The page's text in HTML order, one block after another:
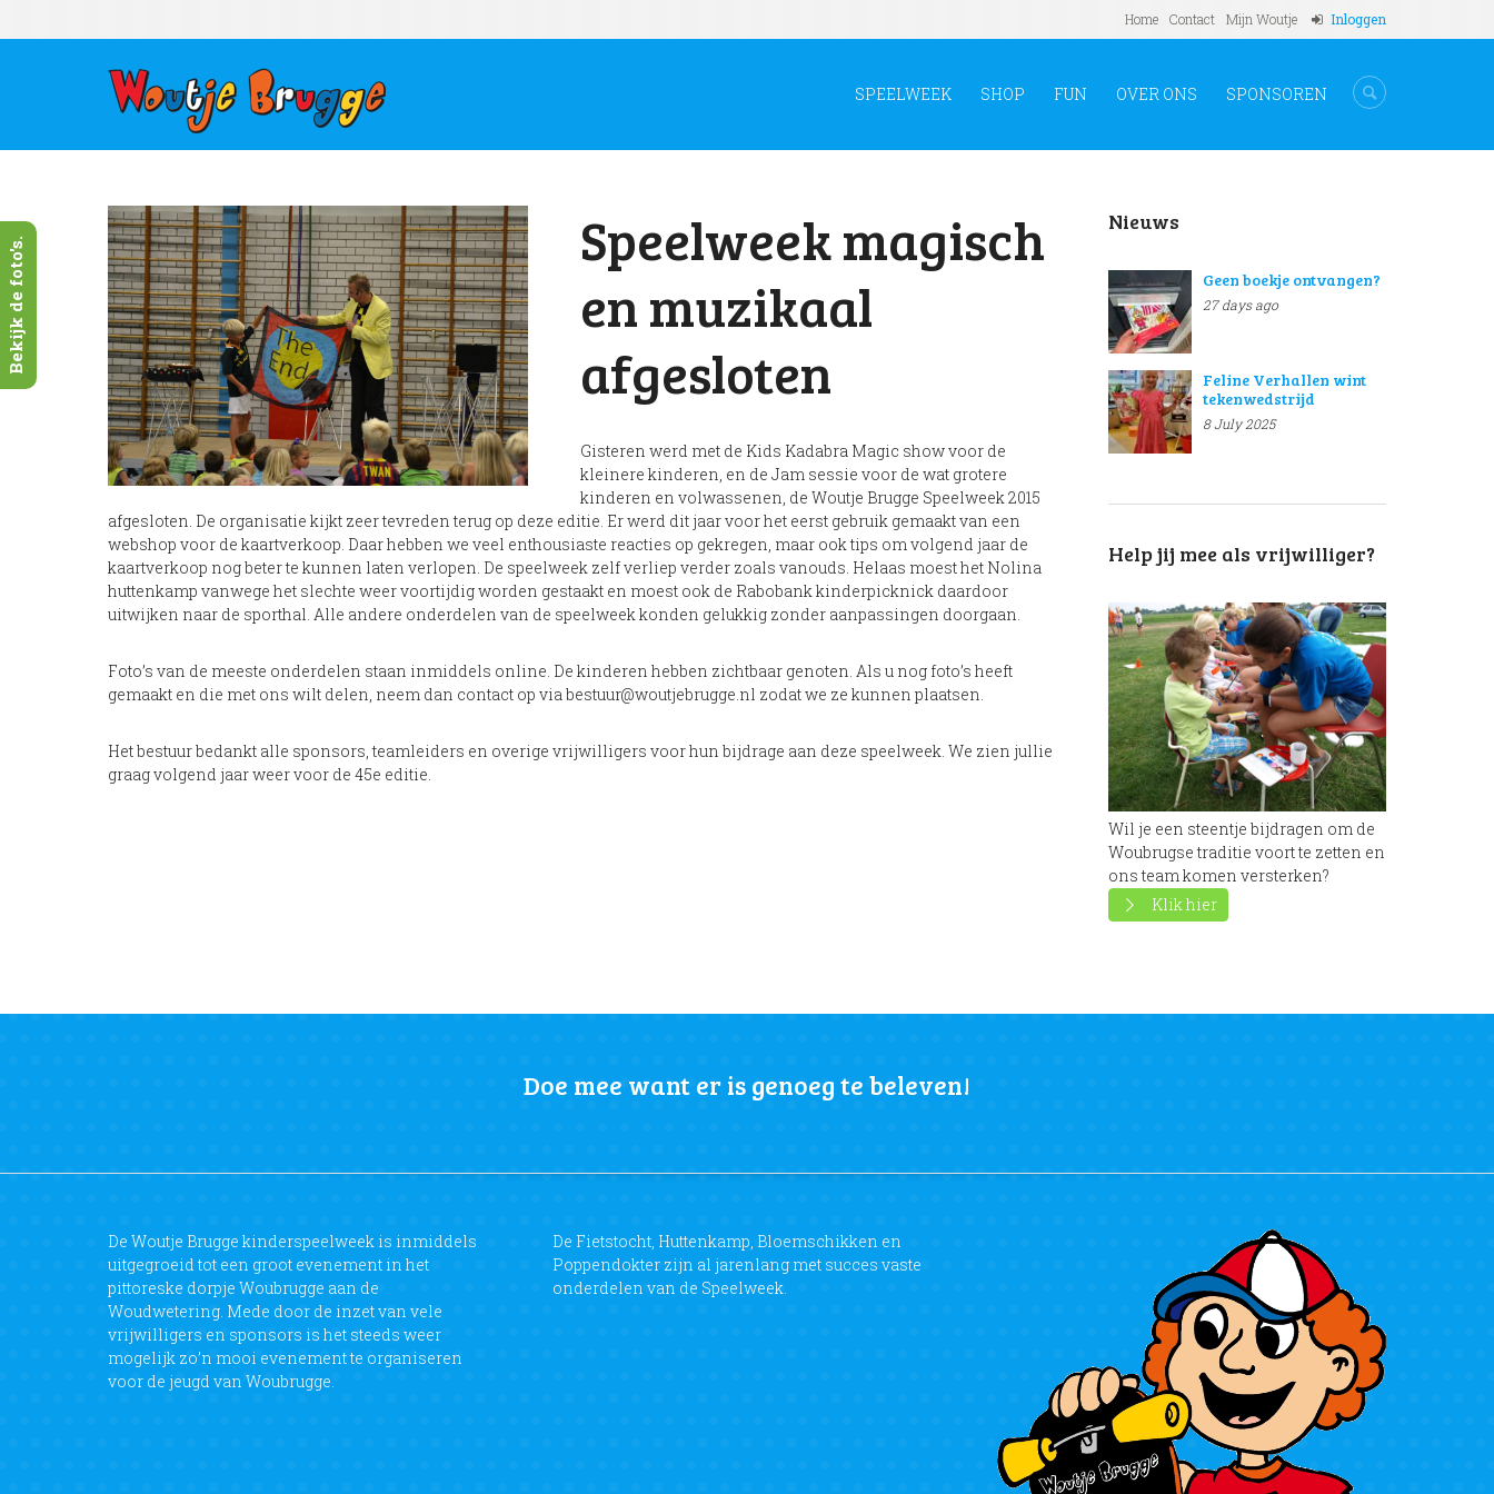
Home Contact Mijn Woutje Inloggen
SPEELWEEK SHOP FUN OVER ONS SPONSOREN
Speelweek magisch
en muzikaal
afgesloten
Gisteren werd met de Kids Kadabra Magic show voor de
kleinere kinderen, en de Jam sessie voor de wat grotere
kinderen en volwassenen, de Woutje Brugge Speelweek 2015
afgesloten. De organisatie kijkt zeer tevreden terug op deze editie. Er werd dit jaar voor het eerst gebruik gemaakt van een
webshop voor de kaartverkoop. Daar hebben we veel enthousiaste reacties op gekregen, maar ook tips om volgend jaar de
kaartverkoop nog beter te kunnen laten verlopen. De speelweek zelf verliep verder zoals vanouds. Helaas moest het Nolina
huttenkamp vanwege het slechte weer voortijdig worden gestaakt en moest ook de Rabobank kinderpicknick daardoor
uitwijken naar de sporthal. Alle andere onderdelen van de speelweek konden gelukkig zonder aanpassingen doorgaan.
Foto’s van de meeste onderdelen staan inmiddels online. De kinderen hebben zichtbaar genoten. Als u nog foto’s heeft
gemaakt en die met ons wilt delen, neem dan contact op via bestuur@woutjebrugge.nl zodat we ze kunnen plaatsen.
Het bestuur bedankt alle sponsors, teamleiders en overige vrijwilligers voor hun bijdrage aan deze speelweek. We zien jullie
graag volgend jaar weer voor de 45e editie.
Nieuws
Geen boekje ontvangen?
27 days ago
Feline Verhallen wint
tekenwedstrijd
8 July 2025
Help jij mee als vrijwilliger?
Wil je een steentje bijdragen om de
Woubrugse traditie voort te zetten en
ons team komen versterken?
Klik hier
Doe mee want er is genoeg te beleven!
De Woutje Brugge kinderspeelweek is inmiddels
uitgegroeid tot een groot evenement in het
pittoreske dorpje Woubrugge aan de
Woudwetering. Mede door de inzet van vele
vrijwilligers en sponsors is het steeds weer
mogelijk zo’n mooi evenement te organiseren
voor de jeugd van Woubrugge.
De Fietstocht, Huttenkamp, Bloemschikken en
Poppendokter zijn al jarenlang met succes vaste
onderdelen van de Speelweek.
Bekijk de foto's.